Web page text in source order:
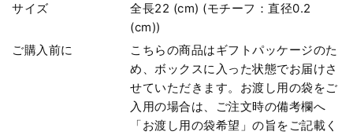
サイズ
全長22 (cm) (モチーフ：直径0.2
(cm))
ご購入前に
こちらの商品はギフトパッケージのた
め、ボックスに入った状態でお届けさ
せていただきます。お渡し用の袋をご
入用の場合は、ご注文時の備考欄へ
「お渡し用の袋希望」の旨をご記載く